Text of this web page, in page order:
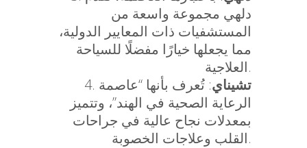
دلهي مجموعة واسعة من
المستشفيات ذات المعايير الدولية،
مما يجعلها خيارًا مفضلًا للسياحة
العلاجية.
تشيناي: تُعرف بأنها “عاصمة
الرعاية الصحية في الهند”، وتتميز
بمعدلات نجاح عالية في جراحات
القلب وعلاجات الخصوبة.